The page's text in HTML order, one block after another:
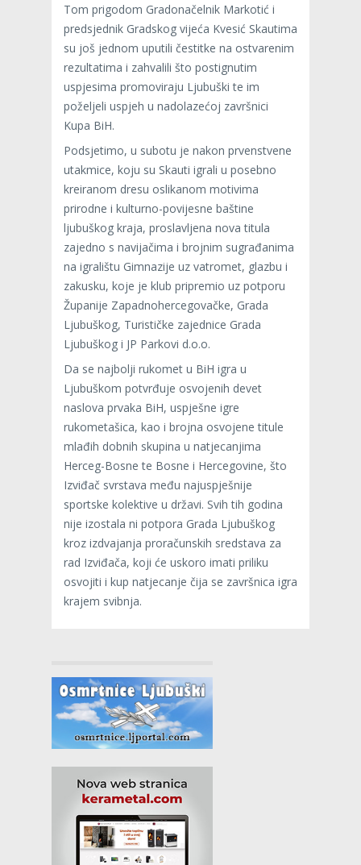
Tom prigodom Gradonačelnik Markotić i
predsjednik Gradskog vijeća Kvesić Skautima
su još jednom uputili čestitke na ostvarenim
rezultatima i zahvalili što postignutim
uspjesima promoviraju Ljubuški te im
poželjeli uspjeh u nadolazećoj završnici
Kupa BiH.
Podsjetimo, u subotu je nakon prvenstvene
utakmice, koju su Skauti igrali u posebno
kreiranom dresu oslikanom motivima
prirodne i kulturno-povijesne baštine
ljubuškog kraja, proslavljena nova titula
zajedno s navijačima i brojnim sugrađanima
na igralištu Gimnazije uz vatromet, glazbu i
zakusku, koje je klub pripremio uz potporu
Županije Zapadnohercegovačke, Grada
Ljubuškog, Turističke zajednice Grada
Ljubuškog i JP Parkovi d.o.o.
Da se najbolji rukomet u BiH igra u
Ljubuškom potvrđuje osvojenih devet
naslova prvaka BiH, uspješne igre
rukometašica, kao i brojna osvojene titule
mlađih dobnih skupina u natjecanjima
Herceg-Bosne te Bosne i Hercegovine, što
Izviđač svrstava među najuspješnije
sportske kolektive u državi. Svih tih godina
nije izostala ni potpora Grada Ljubuškog
kroz izdvajanja proračunskih sredstava za
rad Izviđača, koji će uskoro imati priliku
osvojiti i kup natjecanje čija se završnica igra
krajem svibnja.